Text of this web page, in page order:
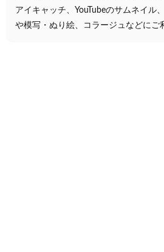
アイキャッチ、YouTubeのサムネイル
や模写・ぬり絵、コラージュなどにご